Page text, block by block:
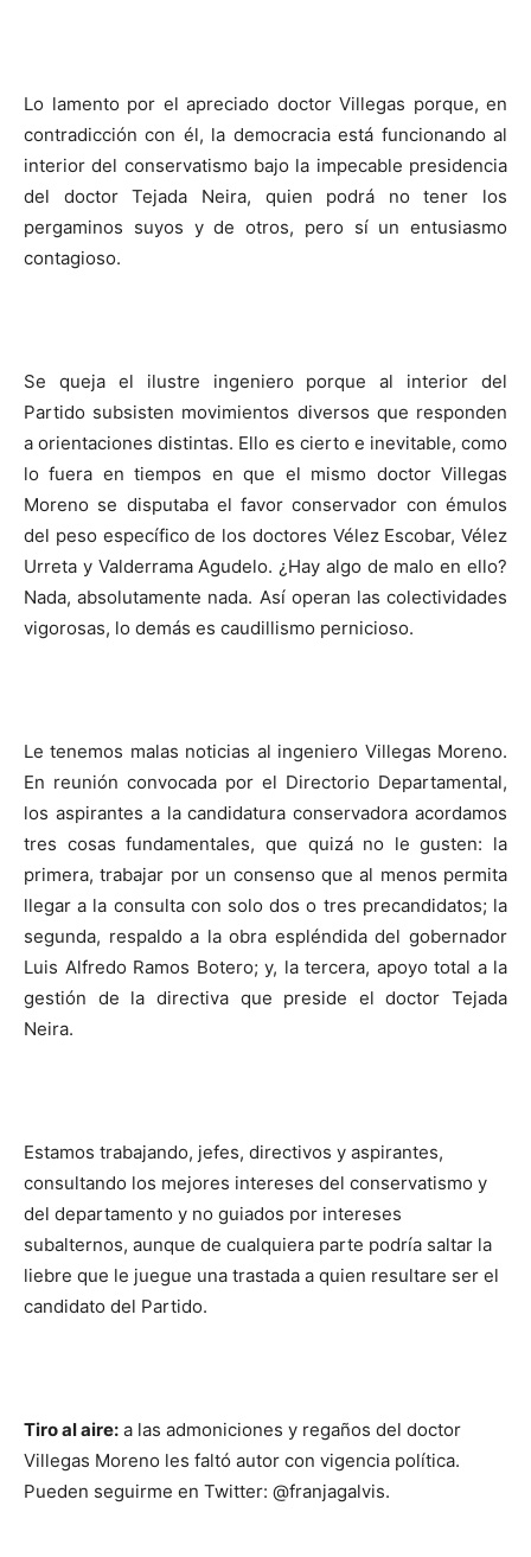
Lo lamento por el apreciado doctor Villegas porque, en
contradicción con él, la democracia está funcionando al
interior del conservatismo bajo la impecable presidencia
del doctor Tejada Neira, quien podrá no tener los
pergaminos suyos y de otros, pero sí un entusiasmo
contagioso.
Se queja el ilustre ingeniero porque al interior del
Partido subsisten movimientos diversos que responden
a orientaciones distintas. Ello es cierto e inevitable, como
lo fuera en tiempos en que el mismo doctor Villegas
Moreno se disputaba el favor conservador con émulos
del peso específico de los doctores Vélez Escobar, Vélez
Urreta y Valderrama Agudelo. ¿Hay algo de malo en ello?
Nada, absolutamente nada. Así operan las colectividades
vigorosas, lo demás es caudillismo pernicioso.
Le tenemos malas noticias al ingeniero Villegas Moreno.
En reunión convocada por el Directorio Departamental,
los aspirantes a la candidatura conservadora acordamos
tres cosas fundamentales, que quizá no le gusten: la
primera, trabajar por un consenso que al menos permita
llegar a la consulta con solo dos o tres precandidatos; la
segunda, respaldo a la obra espléndida del gobernador
Luis Alfredo Ramos Botero; y, la tercera, apoyo total a la
gestión de la directiva que preside el doctor Tejada
Neira.
Estamos trabajando, jefes, directivos y aspirantes,
consultando los mejores intereses del conservatismo y
del departamento y no guiados por intereses
subalternos, aunque de cualquiera parte podría saltar la
liebre que le juegue una trastada a quien resultare ser el
candidato del Partido.
Tiro al aire: a las admoniciones y regaños del doctor
Villegas Moreno les faltó autor con vigencia política.
Pueden seguirme en Twitter: @franjagalvis.